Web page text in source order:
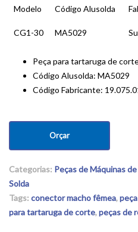
Modelo Código Alusolda
CG1-30 MA5029
Peça para tartaruga de
Código Alusolda: MA5029
Código Fabricante:
Orçar
Categorias: Peças de Máquinas
Solda
Tags: conector macho fêmea,
para tartaruga de corte,peças de